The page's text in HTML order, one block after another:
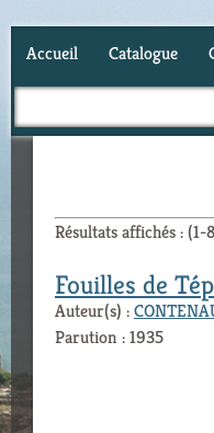
Accueil Catalogue
Résultats affichés :
Fouilles de
Auteur(s) :
Parution : 1935